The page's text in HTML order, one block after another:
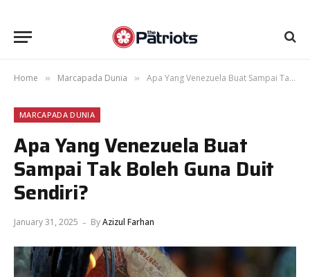
Home » Marcapada Dunia » Apa Yang Venezuela Buat Sampai Tak Boleh Guna Duit Sendiri?
MARCAPADA DUNIA
Apa Yang Venezuela Buat
Sampai Tak Boleh Guna Duit
Sendiri?
January 31, 2025 ByAzizul Farhan